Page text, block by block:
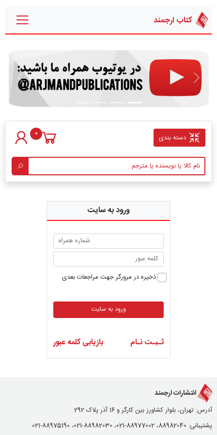
کتاب ارجمند
قبلی بعدی
دسته بندی 0
ورود به سایت
ذخیره در مرورگر جهت مراجعات بعدی
ورود به سایت
ثـبـت نـام بازیابی کلمه عبور
انتشارات ارجمند
آدرس: تهران، بلوار کشاورز بین کارگر و 16 آذر پلاک 292
پشتیبانی: 88982040، 88977002-021، 88982030-021، 88975190-021